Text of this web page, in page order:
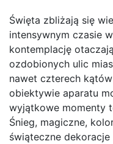
Święta zbliżają się
intensywnym czasie
kontemplację
ozdobionych ulic
nawet czterech
obiektywie aparatu
wyjątkowe momenty
Śnieg, magiczne,
świąteczne